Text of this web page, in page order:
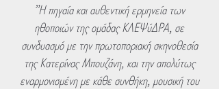
”Η πηγαία και αυθεντική ερμηνεία των
ηθοποιών της ομάδας ΚΛΕΨύΔΡΑ, σε
συνδυασμό με την πρωτοποριακή σκηνοθεσία
της Κατερίνας Μπουζάνη, και την απολύτως
εναρμονισμένη με κάθε συνθήκη, μουσική του